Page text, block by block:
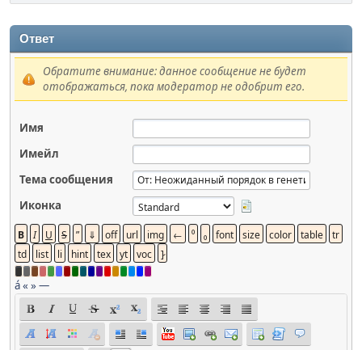
Ответ
Обратите внимание: данное сообщение не будет
отображаться, пока модератор не одобрит его.
Имя
Имейл
Тема сообщения
Иконка
á« »—